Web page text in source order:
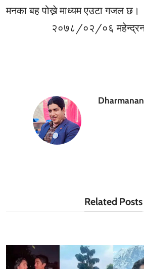
मनका बह पोख्ने माध्यम एउटा गजल छ।
२०७८/०२/०६
Related Posts